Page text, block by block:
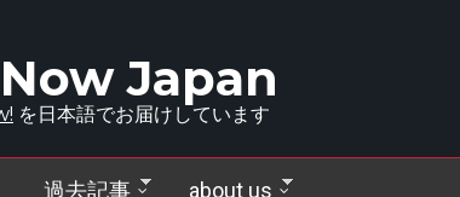
Japan
を日本語でお届けしています
過去記事 about us